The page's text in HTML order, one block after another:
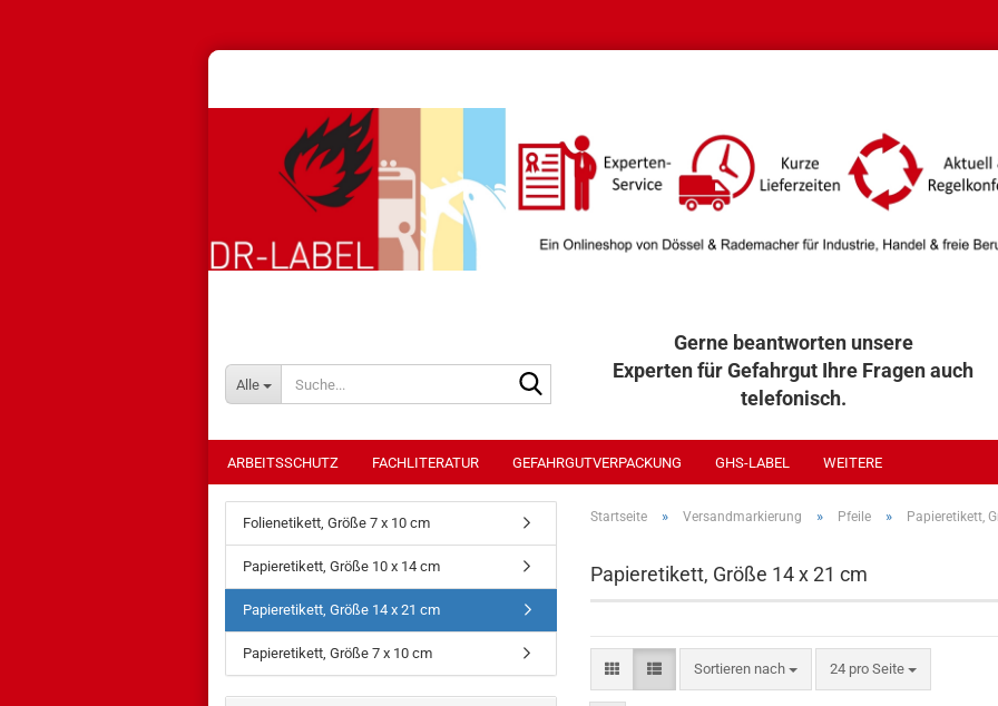
Alle
Gerne beantworten unsere
Experten für Gefahrgut Ihre Fragen auch
telefonisch.
ARBEITSSCHUTZ FACHLITERATUR GEFAHRGUTVERPACKUNG GHS-LABEL WEITERE
Startseite » Versandmarkierung » Pfeile » Papieretikett,
Papieretikett, Größe 14 x 21 cm
Sortieren nach
Sortieren nach 24 pro Seite
pro Seite
Folienetikett, Größe 7 x 10 cm
Papieretikett, Größe 10 x 14 cm
Papieretikett, Größe 14 x 21 cm
Papieretikett, Größe 7 x 10 cm